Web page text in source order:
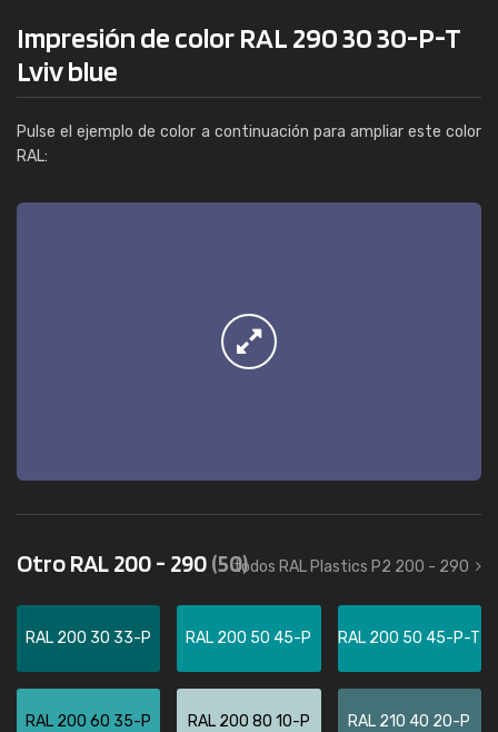
Impresión de color RAL 290 30 30-P-T
Lviv blue
Pulse el ejemplo de color a continuación para ampliar este color
RAL:
Otro RAL 200 - 290(50)todos RAL Plastics P2 200 - 290
RAL 200 30 33-P RAL 200 50 45-P RAL 200 50 45-P-T
RAL 200 60 35-P RAL 200 80 10-P RAL 210 40 20-P